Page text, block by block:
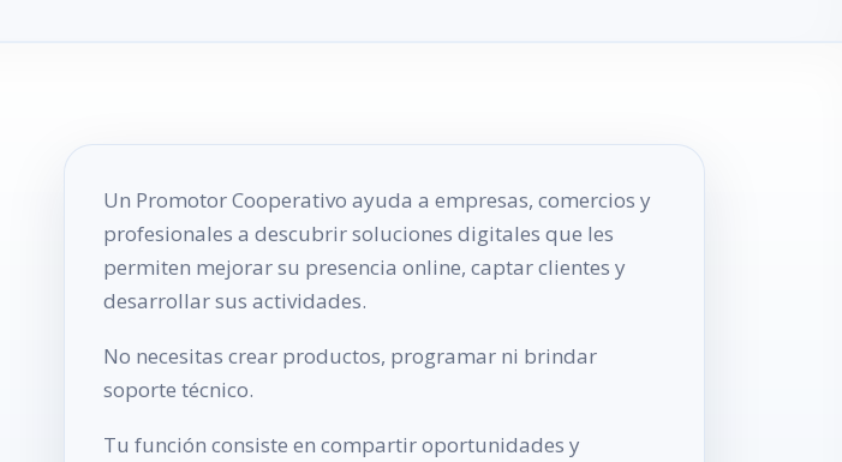
Un Promotor Cooperativo ayuda a empresas, comercios y
profesionales a descubrir soluciones digitales que les
permiten mejorar su presencia online, captar clientes y
desarrollar sus actividades.
No necesitas crear productos, programar ni brindar
soporte técnico.
Tu función consiste en compartir oportunidades y